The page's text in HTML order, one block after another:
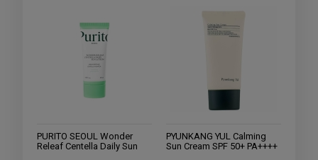
PURITO SEOUL Wonder
Releaf Centella Daily Sun
PYUNKANG YUL Calming
Sun Cream SPF 50+ PA++++